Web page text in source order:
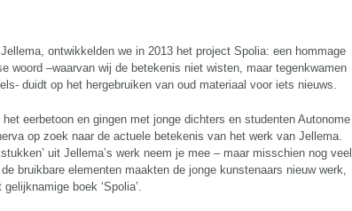
ontwikkelden we in 2013 het project Spolia: een hommage
woord –waarvan wij de betekenis niet wisten, maar tegenkwamen
duidt op het hergebruiken van oud materiaal voor iets nieuws.
eerbetoon en gingen met jonge dichters en studenten Autonome
op zoek naar de actuele betekenis van het werk van Jellema.
uit Jellema’s werk neem je mee – maar misschien nog veel
bruikbare elementen maakten de jonge kunstenaars nieuw werk,
boek ‘Spolia’.